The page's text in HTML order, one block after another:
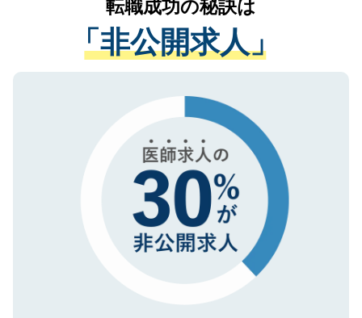
は、個人情報の取り扱いについての厳密な
管理基準を満たした事業者のみに付与され
る、プライバシーマークを取得済みです。
で、機密保持に関してもご安心ください。
経験をまじえながら、適切なアドバイスを
させていただきます。すぐにご転職をされ
ない方には、長期的なサポートが可能です
ので、まずはご登録ください。
転職成功の秘訣は
「非公開求人」